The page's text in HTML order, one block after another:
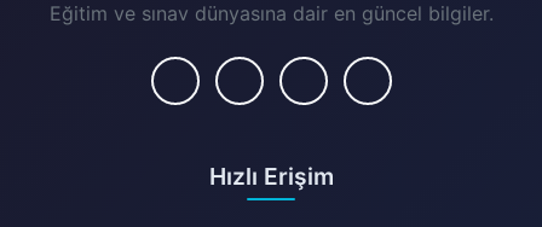
Eğitim ve sınav dünyasına dair en güncel bilgiler.
Hızlı Erişim